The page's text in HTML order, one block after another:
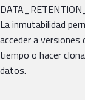
La inmutabilidad
acceder a
tiempo o hacer
datos.